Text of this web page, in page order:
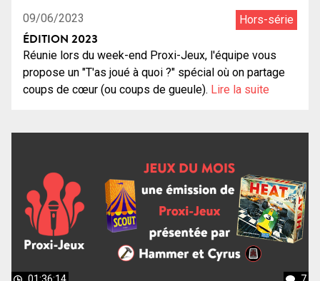
09/06/2023 Hors-série
ÉDITION 2023
Réunie lors du week-end Proxi-Jeux, l'équipe vous
propose un "T'as joué à quoi ?" spécial où on partage
coups de cœur (ou coups de gueule). Lire la suite